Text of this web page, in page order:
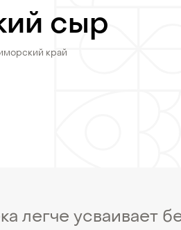
сыр
край
легче усваивает